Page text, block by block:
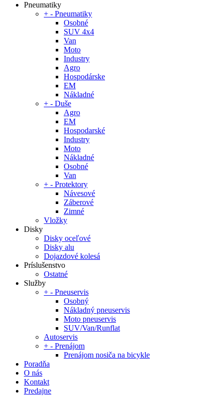
Pneumatiky
+ - Pneumatiky
Osobné
SUV 4x4
Van
Moto
Industry
Agro
Hospodárske
EM
Nákladné
+ - Duše
Agro
EM
Hospodarské
Industry
Moto
Nákladné
Osobné
Van
+ - Protektory
Návesové
Záberové
Zimné
Vložky
Disky
Disky oceľové
Disky alu
Dojazdové kolesá
Príslušenstvo
Ostatné
Služby
+ - Pneuservis
Osobný
Nákladný pneuservis
Moto pneuservis
SUV/Van/Runflat
Autoservis
+ - Prenájom
Prenájom nosiča na bicykle
Poradňa
O nás
Kontakt
Predajne